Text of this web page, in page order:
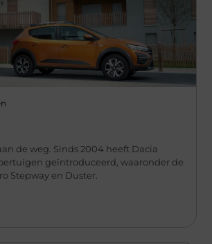
de weg. Sinds 2004 heeft Dacia
geïntroduceerd, waaronder de
Stepway en Duster.